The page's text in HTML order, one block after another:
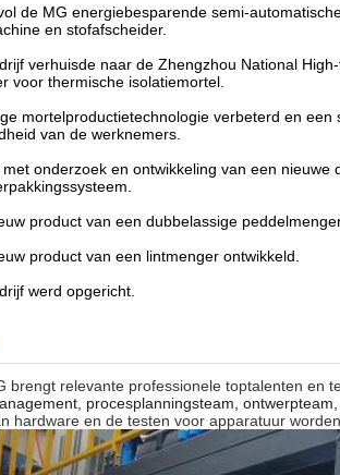
de MG energiebesparende semi-
en stofafscheider.
verhuisde naar de Zhengzhou National
voor thermische isolatiemortel.
mortelproductietechnologie verbeterd en
van de werknemers.
onderzoek en ontwikkeling van een
product van een dubbelassige
product van een lintmenger ontwikkeld.
werd opgericht.
brengt relevante professionele toptalenten en
procesplanningsteam,
hardware en de testen voor apparatuur